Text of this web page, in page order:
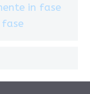
in fase